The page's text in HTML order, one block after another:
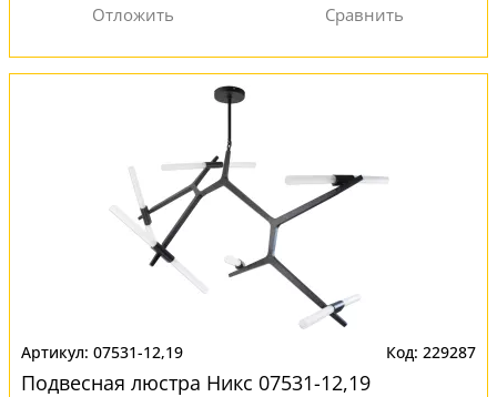
07531-12,19 229287
Подвесная люстра Никс 07531-12,19